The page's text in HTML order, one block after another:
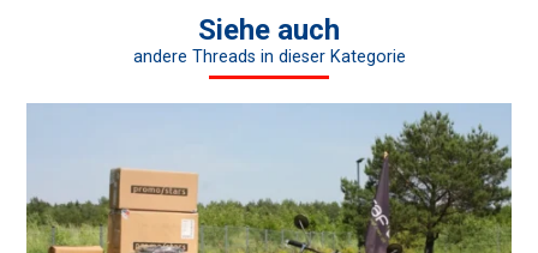
Siehe auch
andere Threads in dieser Kategorie